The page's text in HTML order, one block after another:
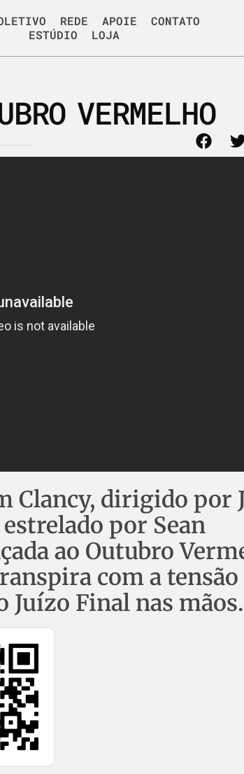
REDE APOIE
CONTATO
ESTÚDIO
LOJA
VERMELHO
Clancy, dirigido por
por Sean
ao Outubro
com a tensão
Juízo Final nas mãos.